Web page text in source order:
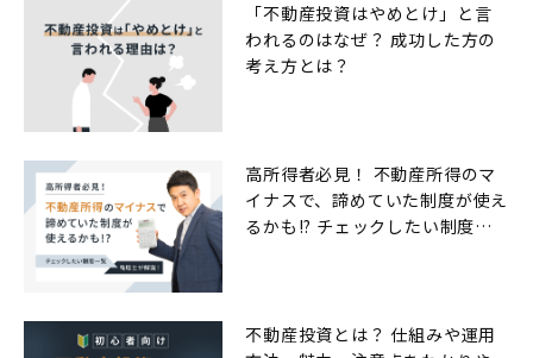
「不動産投資はやめとけ」と言
われるのはなぜ？ 成功した方の
考え方とは？
高所得者必見！ 不動産所得のマ
イナスで、諦めていた制度が使え
るかも!? チェックしたい制度一
不動産投資とは？ 仕組みや運用